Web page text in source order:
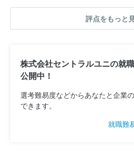
評点をもっと
株式会社セントラルユニの就
公開中！
選考難易度などからあなたと企業
できます。
就職難